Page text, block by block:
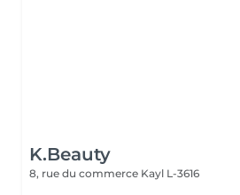
K.Beauty
8, rue du commerce Kayl L-3616